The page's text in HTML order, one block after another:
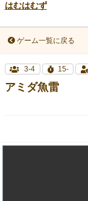
はむはむず
ゲーム一覧に戻る
3-4 15-
アミダ魚雷